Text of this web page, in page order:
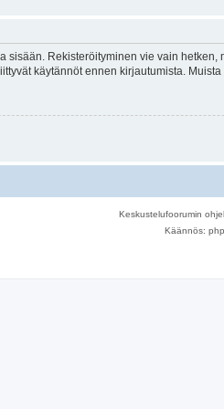
sisään. Rekisteröityminen vie vain
käytännöt ennen kirjautumista.
Keskustelufoorumin
Käännös: